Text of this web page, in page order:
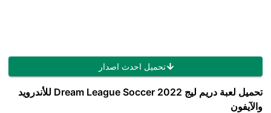
تحميل احدث اصدار
تحميل لعبة دريم ليج Dream League Soccer 2022 للأندرويد
والآيفون